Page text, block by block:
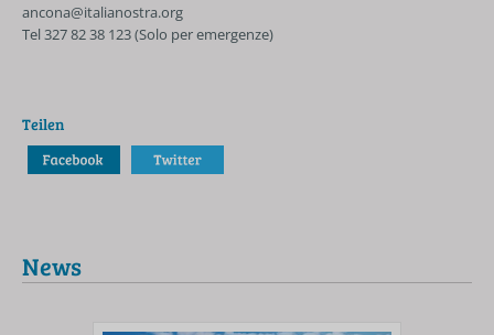
ancona@italianostra.org
Tel 327 82 38 123 (Solo per emergenze)
Teilen
News